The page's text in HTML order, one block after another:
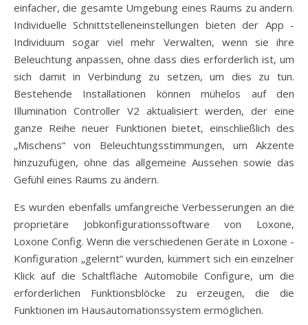
einfacher, die gesamte Umgebung eines Raums zu ändern.
Individuelle Schnittstelleneinstellungen bieten der App -
Individuum sogar viel mehr Verwalten, wenn sie ihre
Beleuchtung anpassen, ohne dass dies erforderlich ist, um
sich damit in Verbindung zu setzen, um dies zu tun.
Bestehende Installationen können mühelos auf den
Illumination Controller V2 aktualisiert werden, der eine
ganze Reihe neuer Funktionen bietet, einschließlich des
„Mischens“ von Beleuchtungsstimmungen, um Akzente
hinzuzufügen, ohne das allgemeine Aussehen sowie das
Gefühl eines Raums zu ändern.
Es wurden ebenfalls umfangreiche Verbesserungen an die
proprietäre Jobkonfigurationssoftware von Loxone,
Loxone Config. Wenn die verschiedenen Geräte in Loxone -
Konfiguration „gelernt“ wurden, kümmert sich ein einzelner
Klick auf die Schaltfläche Automobile Configure, um die
erforderlichen Funktionsblöcke zu erzeugen, die die
Funktionen im Hausautomationssystem ermöglichen.